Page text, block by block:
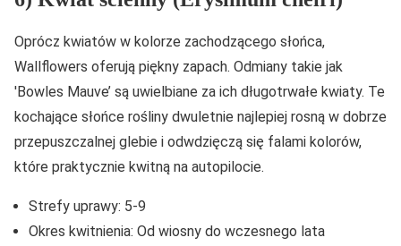
Oprócz kwiatów w kolorze zachodzącego słońca,
Wallflowers oferują piękny zapach. Odmiany takie jak
'Bowles Mauve’ są uwielbiane za ich długotrwałe kwiaty. Te
kochające słońce rośliny dwuletnie najlepiej rosną w dobrze
przepuszczalnej glebie i odwdzięczą się falami kolorów,
które praktycznie kwitną na autopilocie.
Strefy uprawy: 5-9
Okres kwitnienia: Od wiosny do wczesnego lata